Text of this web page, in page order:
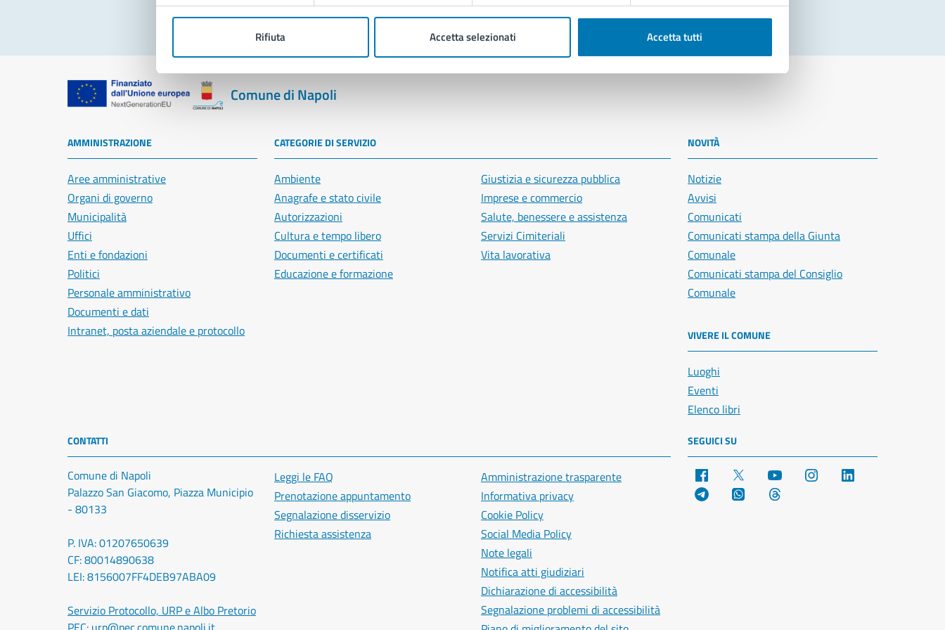
Rifiuta Accetta selezionati Accetta tutti
Comune di Napoli
AMMINISTRAZIONE
Aree amministrative
Organi di governo
Municipalità
Uffici
Enti e fondazioni
Politici
Personale amministrativo
Documenti e dati
Intranet, posta aziendale e protocollo
CATEGORIE DI SERVIZIO
Ambiente
Anagrafe e stato civile
Autorizzazioni
Cultura e tempo libero
Documenti e certificati
Educazione e formazione
Giustizia e sicurezza pubblica
Imprese e commercio
Salute, benessere e assistenza
Servizi Cimiteriali
Vita lavorativa
NOVITÀ
Notizie
Avvisi
Comunicati
Comunicati stampa della Giunta
Comunale
Comunicati stampa del Consiglio
Comunale
VIVERE IL COMUNE
Luoghi
Eventi
Elenco libri
CONTATTI
Comune di Napoli
Palazzo San Giacomo, Piazza Municipio
- 80133
P. IVA: 01207650639
CF: 80014890638
LEI: 8156007FF4DEB97ABA09
Servizio Protocollo, URP e Albo Pretorio
Leggi le FAQ
Prenotazione appuntamento
Segnalazione disservizio
Richiesta assistenza
Amministrazione trasparente
Informativa privacy
Cookie Policy
Social Media Policy
Note legali
Notifica atti giudiziari
Dichiarazione di accessibilità
Segnalazione problemi di accessibilità
SEGUICI SU
Facebook YouTube Instagram
Telegram WhatsApp